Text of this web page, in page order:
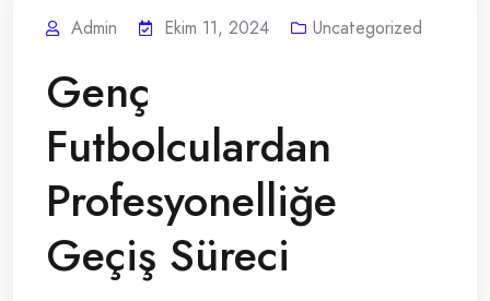
Admin Ekim 11, 2024 Uncategorized
Genç
Futbolculardan
Profesyonelliğe
Geçiş Süreci